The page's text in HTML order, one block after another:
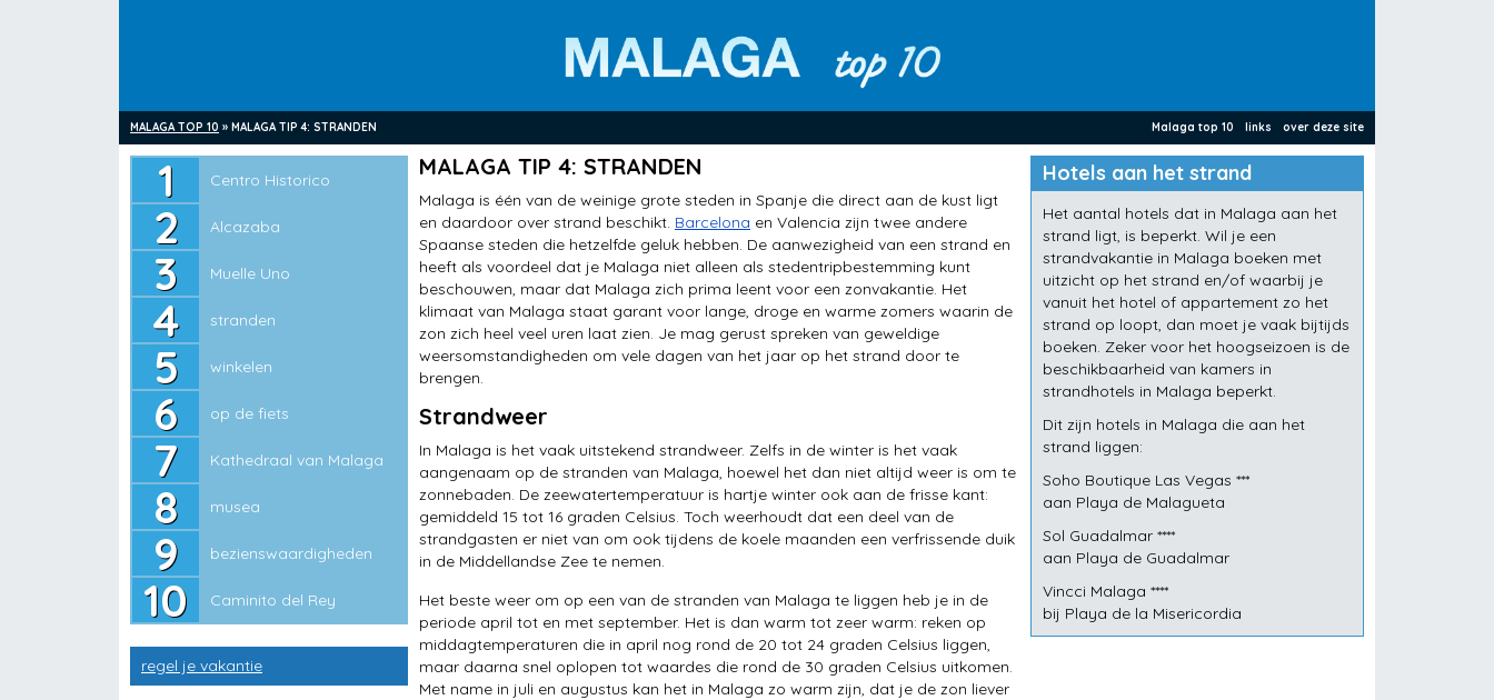
MALAGA TOP 10 » MALAGA TIP 4: STRANDEN Malaga top 10 links over deze site
Centro Historico
Alcazaba
Muelle Uno
stranden
winkelen
op de fiets
Kathedraal van Malaga
musea
bezienswaardigheden
Caminito del Rey
Centro Historico
Alcazaba
Muelle Uno
stranden
winkelen
op de fiets
Kathedraal van Malaga
musea
bezienswaardigheden
Caminito del Rey
regel je vakantie
MALAGA TIP 4: STRANDEN
Malaga is één van de weinige grote steden in Spanje die direct aan de kust ligt
en daardoor over strand beschikt. Barcelona en Valencia zijn twee andere
Spaanse steden die hetzelfde geluk hebben. De aanwezigheid van een strand en
heeft als voordeel dat je Malaga niet alleen als stedentripbestemming kunt
beschouwen, maar dat Malaga zich prima leent voor een zonvakantie. Het
klimaat van Malaga staat garant voor lange, droge en warme zomers waarin de
zon zich heel veel uren laat zien. Je mag gerust spreken van geweldige
weersomstandigheden om vele dagen van het jaar op het strand door te
brengen.
Strandweer
In Malaga is het vaak uitstekend strandweer. Zelfs in de winter is het vaak
aangenaam op de stranden van Malaga, hoewel het dan niet altijd weer is om te
zonnebaden. De zeewatertemperatuur is hartje winter ook aan de frisse kant:
gemiddeld 15 tot 16 graden Celsius. Toch weerhoudt dat een deel van de
strandgasten er niet van om ook tijdens de koele maanden een verfrissende duik
in de Middellandse Zee te nemen.
Het beste weer om op een van de stranden van Malaga te liggen heb je in de
periode april tot en met september. Het is dan warm tot zeer warm: reken op
middagtemperaturen die in april nog rond de 20 tot 24 graden Celsius liggen,
maar daarna snel oplopen tot waardes die rond de 30 graden Celsius uitkomen.
Met name in juli en augustus kan het in Malaga zo warm zijn, dat je de zon liever
Hotels aan het strand
Het aantal hotels dat in Malaga aan het
strand ligt, is beperkt. Wil je een
strandvakantie in Malaga boeken met
uitzicht op het strand en/of waarbij je
vanuit het hotel of appartement zo het
strand op loopt, dan moet je vaak bijtijds
boeken. Zeker voor het hoogseizoen is de
beschikbaarheid van kamers in
strandhotels in Malaga beperkt.
Dit zijn hotels in Malaga die aan het
strand liggen:
Soho Boutique Las Vegas ***
aan Playa de Malagueta
Sol Guadalmar ****
aan Playa de Guadalmar
Vincci Malaga ****
bij Playa de la Misericordia